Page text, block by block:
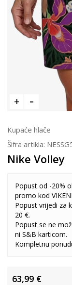
Kupaće hlače
Šifra artikla:
Nike Volley
Popust od -20%
promo kod
Popust vrijedi za
20 €.
Popust se ne
ni S&B karticom.
Kompletnu
63,99 €